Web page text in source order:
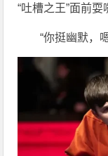
“吐槽之王”面前耍
“你挺幽默，